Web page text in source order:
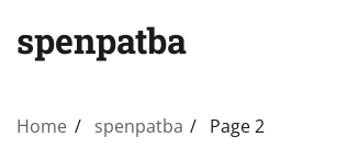
spenpatba
Home spenpatba Page 2